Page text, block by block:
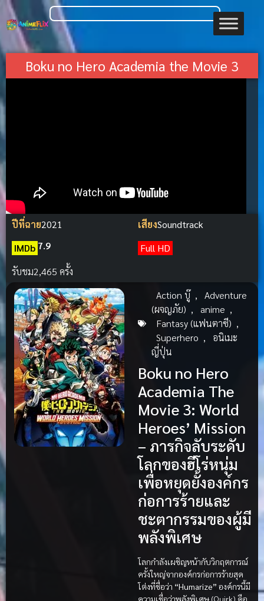
Boku no Hero Academia the Movie 3
ปีที่ฉาย2021 เสียงSoundtrack
IMDb 7.9
Full HD
รับชม2,465 ครั้ง
Action บู๊ ,
Adventure
(ผจญภัย) , anime ,
Fantasy (แฟนตาซี) ,
Superhero ,
อนิเมะ
ญี่ปุ่น
Boku no Hero
Academia The
Movie 3: World
Heroes’ Mission
– ภารกิจลับระดับ
โลกของฮีโร่หนุ่ม
เพื่อหยุดยั้งองค์กร
ก่อการร้ายและ
ชะตากรรมของผู้มี
พลังพิเศษ
โลกกำลังเผชิญหน้ากับวิกฤตการณ์
ครั้งใหญ่จากองค์กรก่อการร้ายสุด
โต่งที่ชื่อว่า “Humarize” องค์กรนี้มี
ความเชื่อว่าพลังพิเศษ (Quirk) คือ